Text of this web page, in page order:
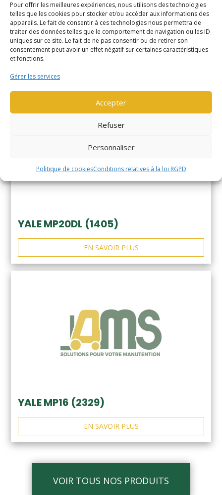
Pour offrir les meilleures expériences, nous utilisons des technologies
telles que les cookies pour stocker et/ou accéder aux informations des
appareils. Le fait de consentir à ces technologies nous permettra de
traiter des données telles que le comportement de navigation ou les ID
uniques sur ce site. Le fait de ne pas consentir ou de retirer son
consentement peut avoir un effet négatif sur certaines caractéristiques
et fonctions.
Gérer les services
Accepter
Refuser
Personnaliser
Politique de cookiesConditions relatives à la loi RGPD
YALE MS14XIL (2510)
YALE MP20DL (1405)
EN SAVOIR PLUS
YALE MP16 (2329)
EN SAVOIR PLUS
VOIR TOUS NOS PRODUITS